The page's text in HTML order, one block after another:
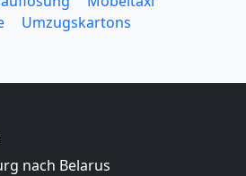
Umzugskartons
nach Belarus